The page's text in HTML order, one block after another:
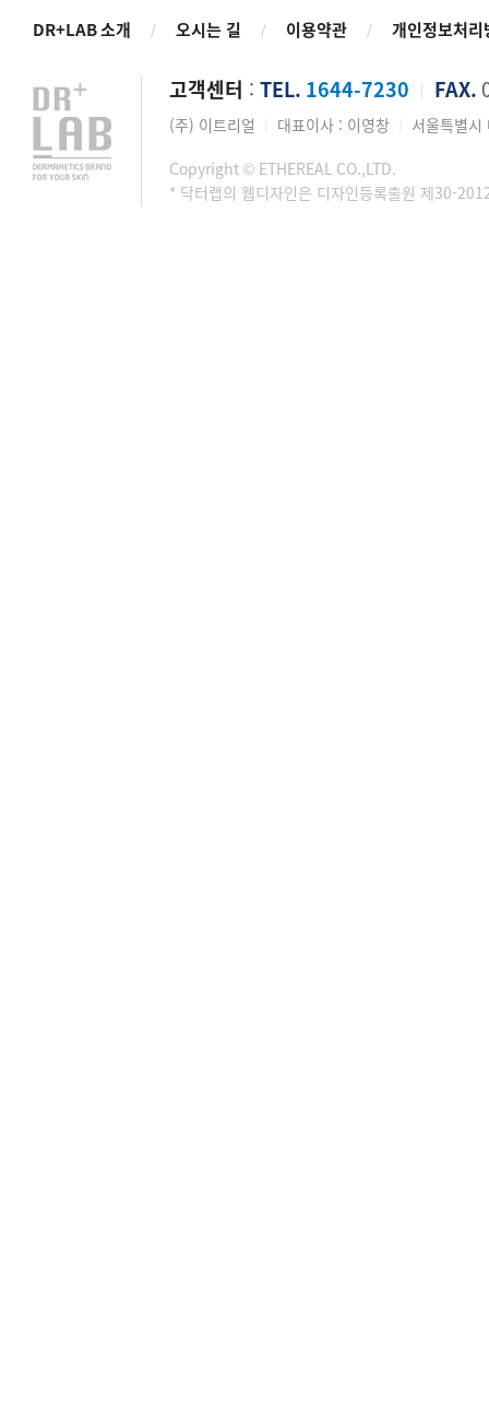
DR+LAB 소개 / 오시는 길 / 이용약관 / 개인정보처리
고객센터 : TEL. 1644-7230 FAX.
(주) 이트리얼 대표이사 : 이영창 서울특별
Copyright © ETHEREAL CO.,LTD.
* 닥터랩의 웹디자인은 디자인등록출원 제30-